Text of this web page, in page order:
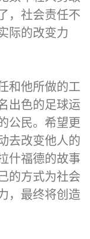
，社会责任不
际的改变力
和他所做的工
出色的足球运
公民。希望更
去改变他人的
什福德的故事
的方式为社会
，最终将创造